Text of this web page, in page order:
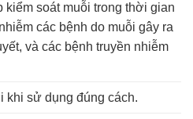
kiểm soát muỗi trong thời gian
các bệnh do muỗi gây ra
và các bệnh truyền nhiễm
khi sử dụng đúng cách.